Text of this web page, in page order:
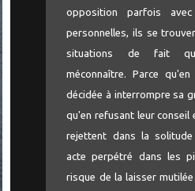
opposition parfois
personnelles, ils se
situations de fait
méconnaître. Parce
décidée à interrompre sa
qu'en refusant leur conseil
rejettent dans la
acte perpétré dans les
risque de la laisser